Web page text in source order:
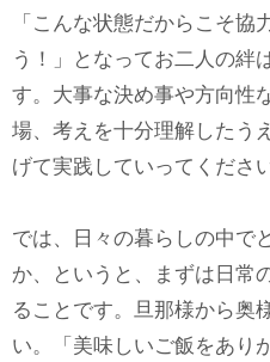
「こんな状態だからこそ協
う！」となってお二人の絆
す。大事な決め事や方向性
場、考えを十分理解したう
げて実践していってください
では、日々の暮らしの中で
か、というと、まずは日常
ることです。旦那様から奥
い。「美味しいご飯をあり